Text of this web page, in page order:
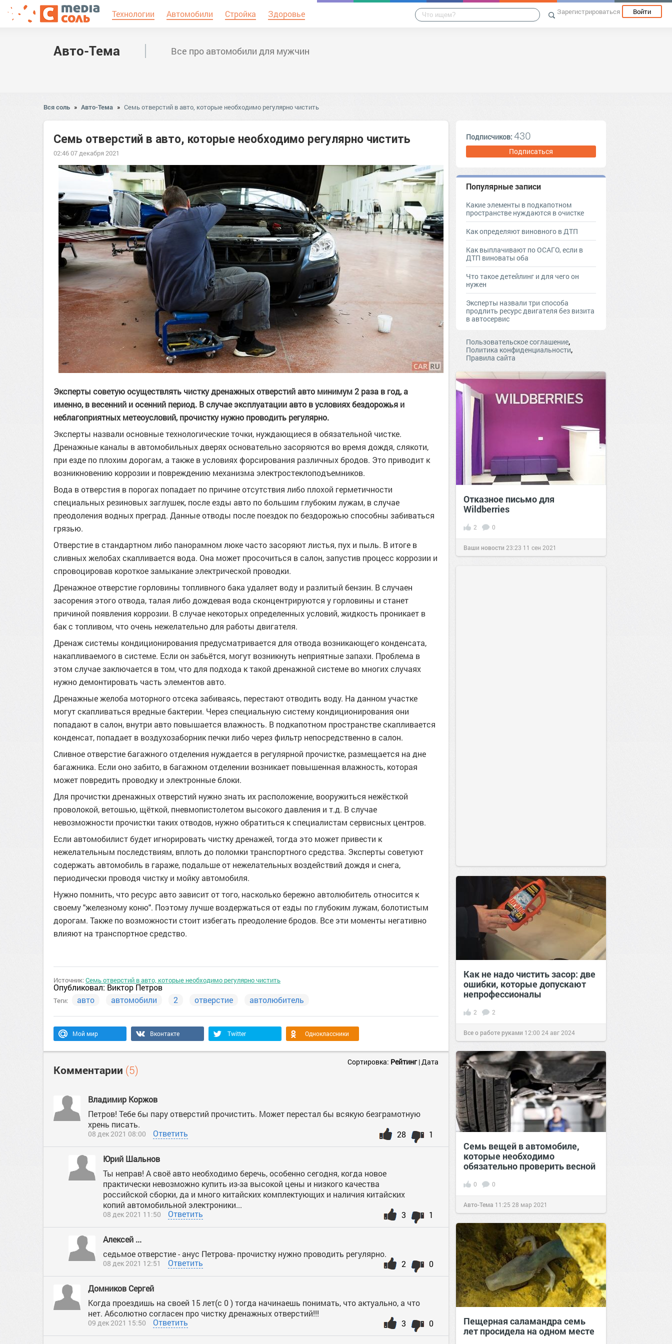
Технологии Автомобили Стройка Здоровье Зарегистрироваться Войти
Авто-Тема Все про автомобили для мужчин
Вся соль » Авто-Тема » Семь отверстий в авто, которые необходимо регулярно чистить
Семь отверстий в авто, которые необходимо регулярно чистить
02:46 07 декабря 2021
Эксперты советую осуществлять чистку дренажных отверстий авто минимум 2 раза в год, а
именно, в весенний и осенний период. В случае эксплуатации авто в условиях бездорожья и
неблагоприятных метеоусловий, прочистку нужно проводить регулярно.
Эксперты назвали основные технологические точки, нуждающиеся в обязательной чистке.
Дренажные каналы в автомобильных дверях основательно засоряются во время дождя, слякоти,
при езде по плохим дорогам, а также в условиях форсирования различных бродов. Это приводит к
возникновению коррозии и повреждению механизма электростеклоподъемников.
Вода в отверстия в порогах попадает по причине отсутствия либо плохой герметичности
специальных резиновых заглушек, после езды авто по большим глубоким лужам, в случае
преодоления водных преград. Данные отводы после поездок по бездорожью способны забиваться
грязью.
Отверстие в стандартном либо панорамном люке часто засоряют листья, пух и пыль. В итоге в
сливных желобах скапливается вода. Она может просочиться в салон, запустив процесс коррозии и
спровоцировав короткое замыкание электрической проводки.
Дренажное отверстие горловины топливного бака удаляет воду и разлитый бензин. В случаен
засорения этого отвода, талая либо дождевая вода сконцентрируются у горловины и станет
причиной появления коррозии. В случае некоторых определенных условий, жидкость проникает в
бак с топливом, что очень нежелательно для работы двигателя.
Дренаж системы кондиционирования предусматривается для отвода возникающего конденсата,
накапливаемого в системе. Если он забьётся, могут возникнуть неприятные запахи. Проблема в
этом случае заключается в том, что для подхода к такой дренажной системе во многих случаях
нужно демонтировать часть элементов авто.
Дренажные желоба моторного отсека забиваясь, перестают отводить воду. На данном участке
могут скапливаться вредные бактерии. Через специальную систему кондиционирования они
попадают в салон, внутри авто повышается влажность. В подкапотном пространстве скапливается
конденсат, попадает в воздухозаборник печки либо через фильтр непосредственно в салон.
Сливное отверстие багажного отделения нуждается в регулярной прочистке, размещается на дне
багажника. Если оно забито, в багажном отделении возникает повышенная влажность, которая
может повредить проводку и электронные блоки.
Для прочистки дренажных отверстий нужно знать их расположение, вооружиться нежёсткой
проволокой, ветошью, щёткой, пневмопистолетом высокого давления и т.д. В случае
невозможности прочистки таких отводов, нужно обратиться к специалистам сервисных центров.
Если автомобилист будет игнорировать чистку дренажей, тогда это может привести к
нежелательным последствиям, вплоть до поломки транспортного средства. Эксперты советуют
содержать автомобиль в гараже, подальше от нежелательных воздействий дождя и снега,
периодически проводя чистку и мойку автомобиля.
Нужно помнить, что ресурс авто зависит от того, насколько бережно автолюбитель относится к
своему "железному коню". Поэтому лучше воздержаться от езды по глубоким лужам, болотистым
дорогам. Также по возможности стоит избегать преодоление бродов. Все эти моменты негативно
влияют на транспортное средство.
Источник:Семь отверстий в авто, которые необходимо регулярно чистить
Опубликовал: Виктор Петров
Теги: авто автомобили 2 отверстие автолюбитель
Мой мир Вконтакте Twitter Одноклассники
Комментарии (5)
Сортировка: Рейтинг|Дата
Владимир Коржов
Петров! Тебе бы пару отверстий прочистить. Может перестал бы всякую безграмотную
хрень писать.
08 дек 2021 08:00 Ответить 1
28
Юрий Шальнов
Ты неправ! А своё авто необходимо беречь, особенно сегодня, когда новое
практически невозможно купить из-за высокой цены и низкого качества
российской сборки, да и много китайских комплектующих и наличия китайских
копий автомобильной электроники...
08 дек 2021 11:50 Ответить 1
3
Алексей ...
седьмое отверстие - анус Петрова- прочистку нужно проводить регулярно.
08 дек 2021 12:51 Ответить 0
2
Домников Сергей
Когда проездишь на своей 15 лет(с 0 ) тогда начинаешь понимать, что актуально, а что
нет. Абсолютно согласен про чистку дренажных отверстий!!!
09 дек 2021 15:50 Ответить 0
3
Подписчиков: 430
Подписаться
Популярные записи
Какие элементы в подкапотном
пространстве нуждаются в очистке
Как определяют виновного в ДТП
Как выплачивают по ОСАГО, если в
ДТП виноваты оба
Что такое детейлинг и для чего он
нужен
Эксперты назвали три способа
продлить ресурс двигателя без визита
в автосервис
Пользовательское соглашение,
Политика конфиденциальности,
Правила сайта
Отказное письмо для
Wildberries
2 0
Ваши новости 23:23 11 сен 2021
Как не надо чистить засор: две
ошибки, которые допускают
непрофессионалы
2 2
Все о работе руками 12:00 24 авг 2024
Семь вещей в автомобиле,
которые необходимо
обязательно проверить весной
0 0
Авто-Тема 11:25 28 мар 2021
Пещерная саламандра семь
лет просидела на одном месте